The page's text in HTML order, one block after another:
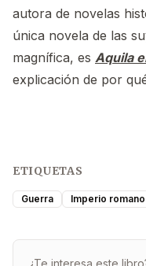
autora de novelas
única novela de las
magnífica, es Aquila
explicación de por
ETIQUETAS
Guerra Imperio romano
¿Te interesa este